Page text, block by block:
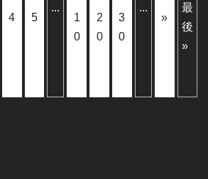
4 5
...
1
0
2
0
3
0
...
»
最
後
»